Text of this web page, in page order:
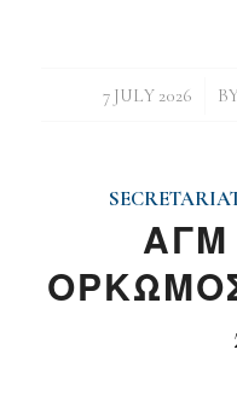
7 JULY 2026
/
ΑΓΜ